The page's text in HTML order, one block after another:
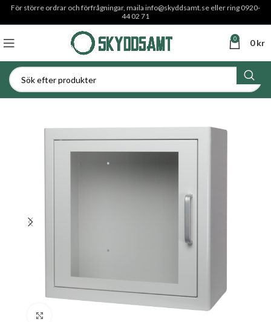
För större ordrar och förfrågningar, maila info@skyddsamt.se eller ring 0920-
44 02 71
0 0kr